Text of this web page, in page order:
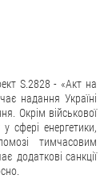
S.2828 - «Акт на
надання Україні
Окрім військової
сфері енергетики,
тимчасовим
додаткові санкції